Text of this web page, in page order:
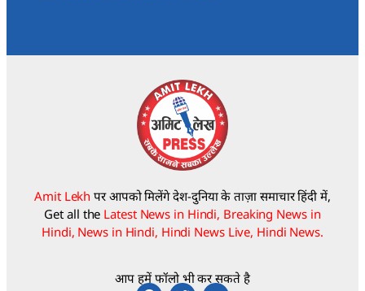
Amit Lekh पर आपको मिलेंगे देश-दुनिया के ताज़ा समाचार हिंदी में,
Get all the Latest News in Hindi, Breaking News in
Hindi, News in Hindi, Hindi News Live, Hindi News.
आप हमें फॉलो भी कर सकते है